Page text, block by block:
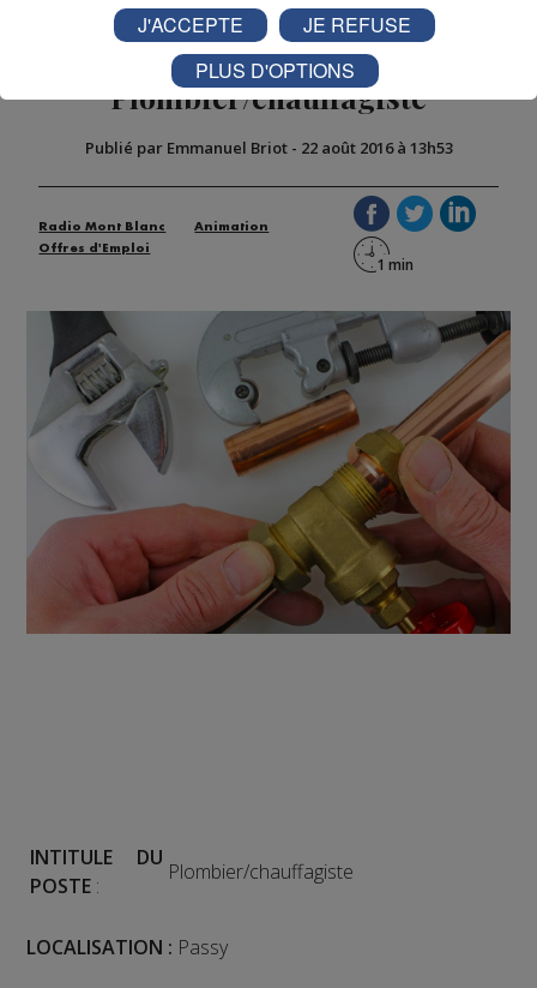
Plombier/chauffagiste
Publié par Emmanuel Briot- 22 août 2016 à 13h53
Radio Mont Blanc
Animation
Offres d'Emploi
INTITULE DU
POSTE :
Plombier/chauffagiste
LOCALISATION : Passy
J'ACCEPTE
JE REFUSE
PLUS D'OPTIONS